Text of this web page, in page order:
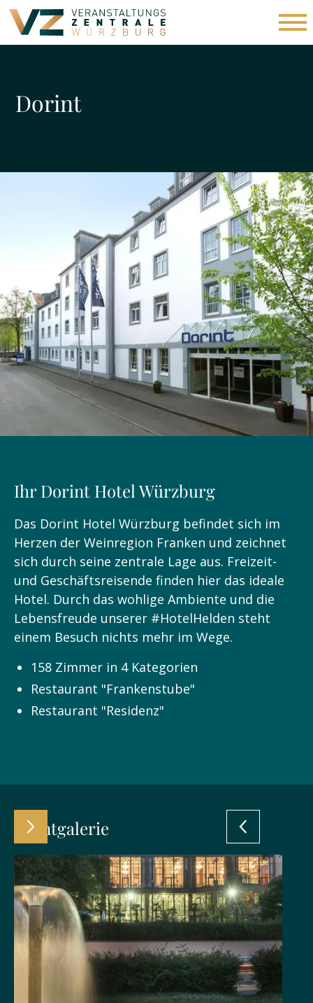
Dorint
Ihr Dorint Hotel Würzburg
Das Dorint Hotel Würzburg befindet sich im
Herzen der Weinregion Franken und zeichnet
sich durch seine zentrale Lage aus. Freizeit-
und Geschäftsreisende finden hier das ideale
Hotel. Durch das wohlige Ambiente und die
Lebensfreude unserer #HotelHelden steht
einem Besuch nichts mehr im Wege.
158 Zimmer in 4 Kategorien
Restaurant "Frankenstube"
Restaurant "Residenz"
Eventgalerie